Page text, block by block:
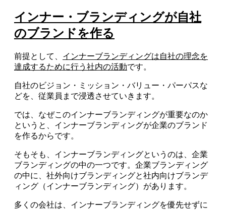
インナー・ブランディングが自社
のブランドを作る
前提として、 インナーブランディングは自社の理念を
達成するために行う社内の活動です。
自社のビジョン・ミッション・バリュー・パーパスな
どを、従業員まで浸透させていきます。
では、なぜこのインナーブランディングが重要なのか
というと、インナーブランディングが企業のブランド
を作るからです。
そもそも、インナーブランディングというのは、企業
ブランディングの中の一つです。企業ブランディング
の中に、社外向けブランディングと社内向けブランデ
ィング（インナーブランディング）があります。
多くの会社は、インナーブランディングを優先せずに